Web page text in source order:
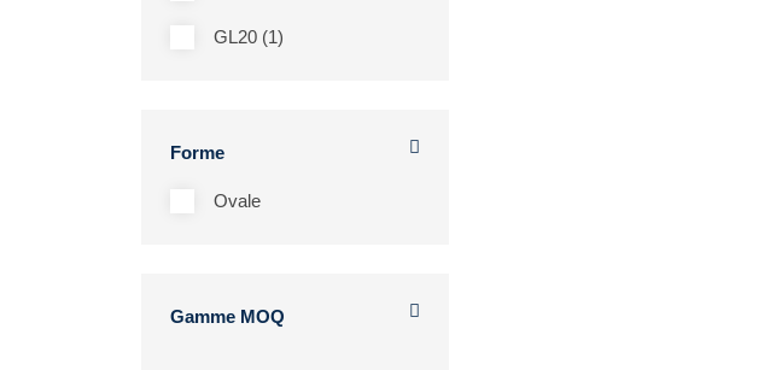
GL20 (1)
Forme
Ovale
Gamme MOQ